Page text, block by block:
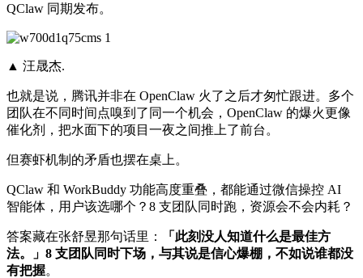
QClaw 同期发布。
▲ 汪晟杰.
也就是说，腾讯并非在 OpenClaw 火了之后才匆忙跟进。多个
团队在不同时间点嗅到了同一个机会，OpenClaw 的爆火更像
催化剂，把水面下的项目一夜之间推上了前台。
但赛虾机制的矛盾也摆在桌上。
QClaw 和 WorkBuddy 功能高度重叠，都能通过微信操控 AI
智能体，用户该选哪个？8 支团队同时跑，资源会不会内耗？
答案藏在张舒昱那句话里：
「此刻没人知道什么是最佳方
法。」8 支团队同时下场，与其说是信心爆棚，不如说谁都没
有把握。